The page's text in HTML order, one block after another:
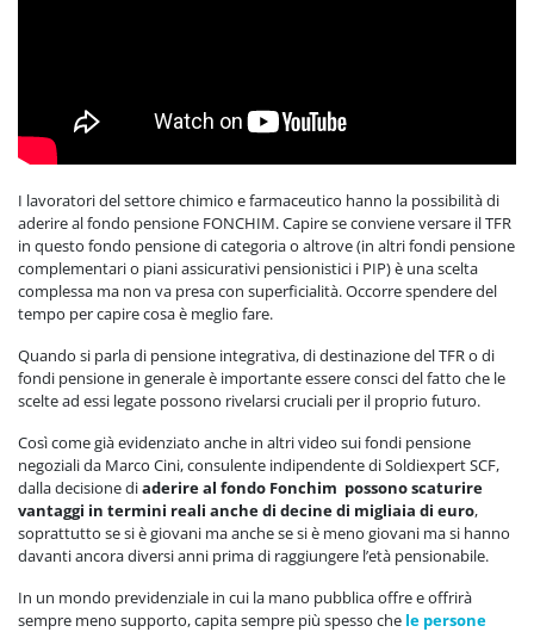
I lavoratori del settore chimico e farmaceutico hanno la possibilità di
aderire al fondo pensione FONCHIM. Capire se conviene versare il TFR
in questo fondo pensione di categoria o altrove (in altri fondi pensione
complementari o piani assicurativi pensionistici i PIP) è una scelta
complessa ma non va presa con superficialità. Occorre spendere del
tempo per capire cosa è meglio fare.
Quando si parla di pensione integrativa, di destinazione del TFR o di
fondi pensione in generale è importante essere consci del fatto che le
scelte ad essi legate possono rivelarsi cruciali per il proprio futuro.
Così come già evidenziato anche in altri video sui fondi pensione
negoziali da Marco Cini, consulente indipendente di Soldiexpert SCF,
dalla decisione diaderire al fondo Fonchim possono scaturire
vantaggi in termini reali anche di decine di migliaia di euro,
soprattutto se si è giovani ma anche se si è meno giovani ma si hanno
davanti ancora diversi anni prima di raggiungere l’età pensionabile.
In un mondo previdenziale in cui la mano pubblica offre e offrirà
sempre meno supporto, capita sempre più spesso che le persone